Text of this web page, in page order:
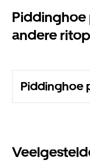
Piddinghoe
andere
Piddinghoe